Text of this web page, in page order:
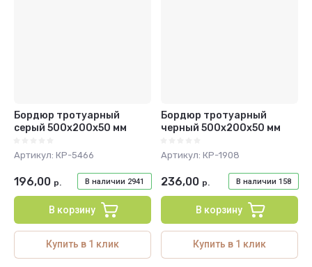
Бордюр тротуарный
серый 500х200х50 мм
Артикул: КР-5466
В наличии 2941
196,00 р.
В корзину
Купить в 1 клик
Бордюр тротуарный
черный 500х200х50 мм
Артикул: КР-1908
В наличии 158
236,00 р.
В корзину
Купить в 1 клик